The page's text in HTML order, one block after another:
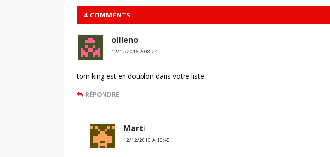
4 COMMENTS
ollieno
12/12/2016 Á 08:24
tom king est en doublon dans votre liste
RÉPONDRE
Marti
12/12/2016 Á 10:45